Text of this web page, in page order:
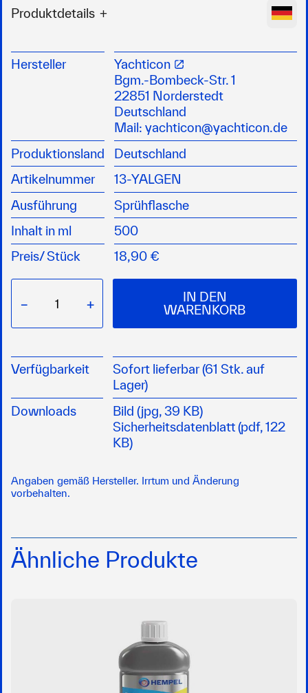
Produktdetails
andere Ablagerungen am Unterwasserschiff, Z-
Antrieb, Sail Drive und Außenborder
einfach aufsprühen, kurz einwirken lassen und
GEFAHR: H290, H318
Hersteller
Yachticon
Bgm.-Bombeck-Str. 1
22851 Norderstedt
Deutschland
Mail: yachticon@yachticon.de
Produktionsland
Deutschland
Artikelnummer
13-YALGEN
Ausführung
Sprühflasche
Inhalt in ml
500
Preis/Stück 18,90 €
− +
IN DEN
WARENKORB
Verfügbarkeit
Sofort lieferbar (61 Stk. auf
Lager)
Downloads
Bild (jpg, 39 KB)
Sicherheitsdatenblatt (pdf, 122
KB)
Angaben gemäß Hersteller. Irrtum und Änderung
vorbehalten.
Ähnliche Produkte